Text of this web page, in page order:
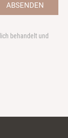
ABSENDEN
behandelt und